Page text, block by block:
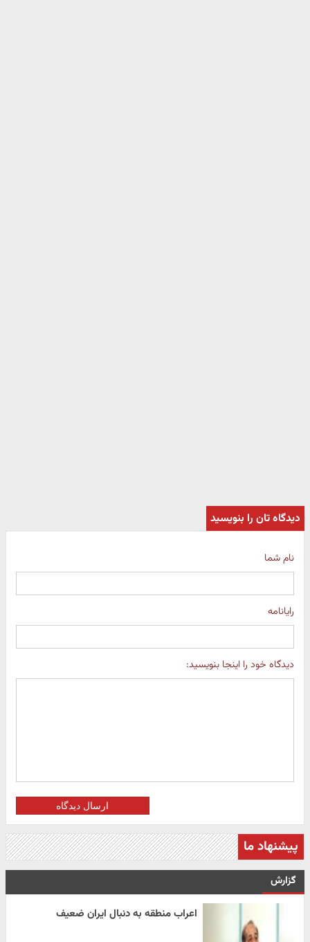
دیدگاه تان را بنویسید
نام شما
رایانامه
دیدگاه خود را اینجا بنویسید:
ارسال دیدگاه
پیشنهاد ما
گزارش
اعراب منطقه به دنبال ایران ضعیف